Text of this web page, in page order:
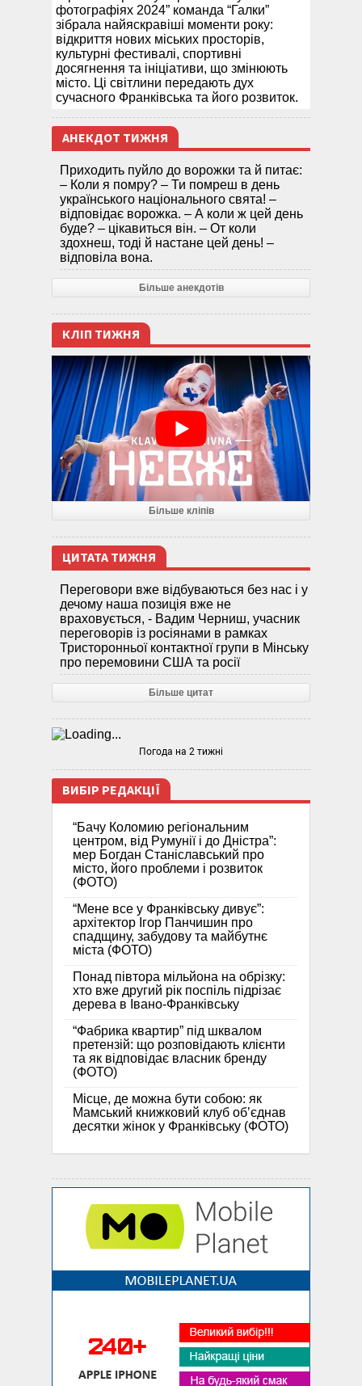
фотографіях 2024” команда “Галки”
зібрала найяскравіші моменти року:
відкриття нових міських просторів,
культурні фестивалі, спортивні
досягнення та ініціативи, що змінюють
місто. Ці світлини передають дух
сучасного Франківська та його розвиток.
АНЕКДОТ ТИЖНЯ
Приходить пуйло до ворожки та й питає:
– Коли я помру? – Ти помреш в день
українського національного свята! –
відповідає ворожка. – А коли ж цей день
буде? – цікавиться він. – От коли
здохнеш, тоді й настане цей день! –
відповіла вона.
Більше анекдотів
КЛІП ТИЖНЯ
Більше кліпів
ЦИТАТА ТИЖНЯ
Переговори вже відбуваються без нас і у
дечому наша позиція вже не
враховується, - Вадим Черниш, учасник
переговорів із росіянами в рамках
Тристоронньої контактної групи в Мінську
про перемовини США та росії
Більше цитат
Погода на 2 тижні
ВИБІР РЕДАКЦІЇ
“Бачу Коломию регіональним
центром, від Румунії і до Дністра”:
мер Богдан Станіславський про
місто, його проблеми і розвиток
(ФОТО)
“Мене все у Франківську дивує”:
архітектор Ігор Панчишин про
спадщину, забудову та майбутнє
міста (ФОТО)
Понад півтора мільйона на обрізку:
хто вже другий рік поспіль підрізає
дерева в Івано-Франківську
“Фабрика квартир” під шквалом
претензій: що розповідають клієнти
та як відповідає власник бренду
(ФОТО)
Місце, де можна бути собою: як
Мамський книжковий клуб об’єднав
десятки жінок у Франківську (ФОТО)